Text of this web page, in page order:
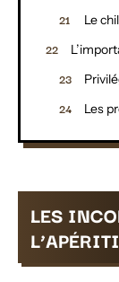
Le
Les
LES